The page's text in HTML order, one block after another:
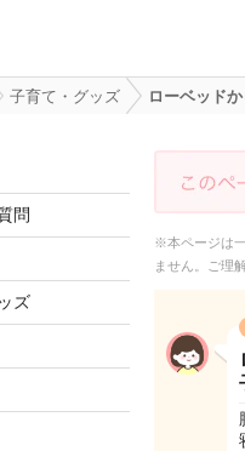
子育て・グッズ ローベッド
問
ズ
※本ページは
ません。ご理